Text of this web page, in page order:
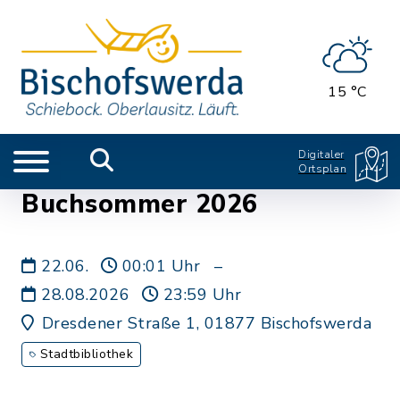
15 °C
Digitaler
Ortsplan
Buchsommer 2026
22.06. 00:01 Uhr
–
28.08.2026
23:59 Uhr
Dresdener Straße 1, 01877 Bischofswerda
Stadtbibliothek